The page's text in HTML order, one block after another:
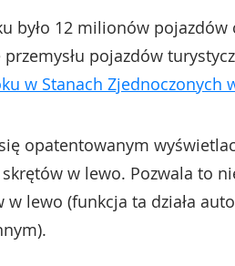
było 12 milionów
pojazdów
w Stanach Zjednoczonych
opatentowanym
w lewo. Pozwala to
lewo (funkcja ta działa